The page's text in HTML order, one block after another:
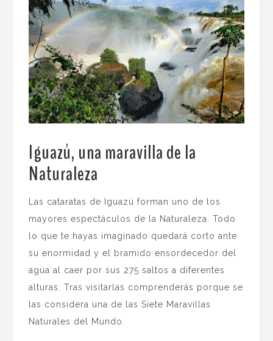
Iguazú, una maravilla de la
Naturaleza
Las cataratas de Iguazú forman uno de los
mayores espectáculos de la Naturaleza. Todo
lo que te hayas imaginado quedará corto ante
su enormidad y el bramido ensordecedor del
agua al caer por sus 275 saltos a diferentes
alturas. Tras visitarlas comprenderás porque se
las considera una de las Siete Maravillas
Naturales del Mundo.